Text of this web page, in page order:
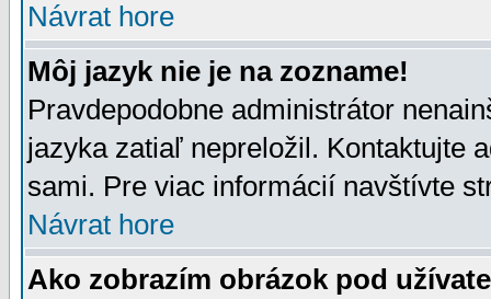
Návrat hore
Môj jazyk nie je na zozname!
Pravdepodobne administrátor
jazyka zatiaľ nepreložil. Kontaktujte
sami. Pre viac informácií navštívte
Návrat hore
Ako zobrazím obrázok pod